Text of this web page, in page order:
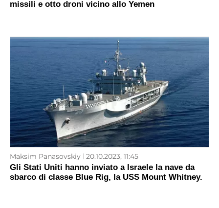
missili e otto droni vicino allo Yemen
Maksim Panasovskiy 20.10.2023, 11:45
Gli Stati Uniti hanno inviato a Israele la nave da
sbarco di classe Blue Rig, la USS Mount Whitney.